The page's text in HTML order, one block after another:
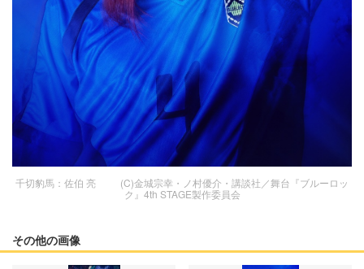
千切豹馬：佐伯 亮 (C)金城宗幸・ノ村優介・講談社／舞台『ブルーロッ
ク』4th STAGE製作委員会
その他の画像